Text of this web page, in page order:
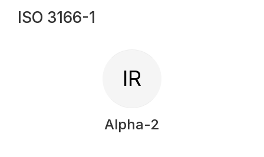
ISO 3166-1
IR
Alpha-2